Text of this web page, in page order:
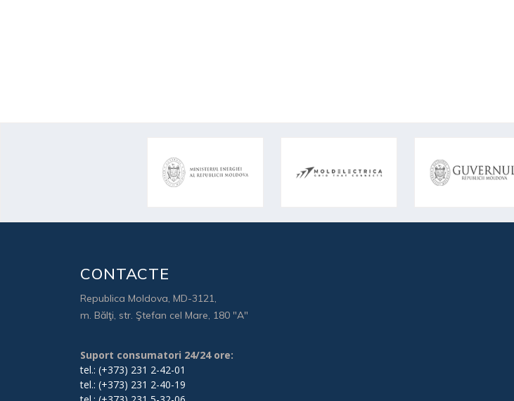
CONTACTE
Republica Moldova, MD-3121,
m. Bălţi, str. Ştefan cel Mare, 180 "A"
Suport consumatori 24/24 ore:
tel.: (+373) 231 2-42-01
tel.: (+373) 231 2-40-19